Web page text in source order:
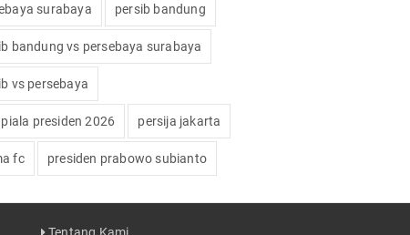
surabaya persib bandung
bandung vs persebaya surabaya
vs persebaya
presiden 2026 persija jakarta
fc presiden prabowo subianto